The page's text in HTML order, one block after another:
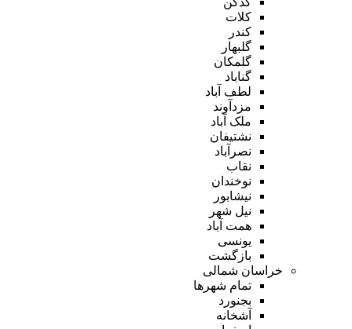
کلات
کندر
گلبهار
گلمکان
گناباد
لطف آباد
مزدآوند
ملک آباد
نشتیفان
نصرآباد
نقاب
نوخندان
نیشابور
نیل شهر
همت آباد
یونسی
بازگشت
خراسان شمالی
تمام شهر‌ها
بجنورد
آشخانه